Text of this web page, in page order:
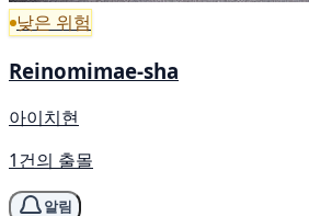
낮은 위험
Reinomimae-sha
아이치현
1건의 출몰
알림